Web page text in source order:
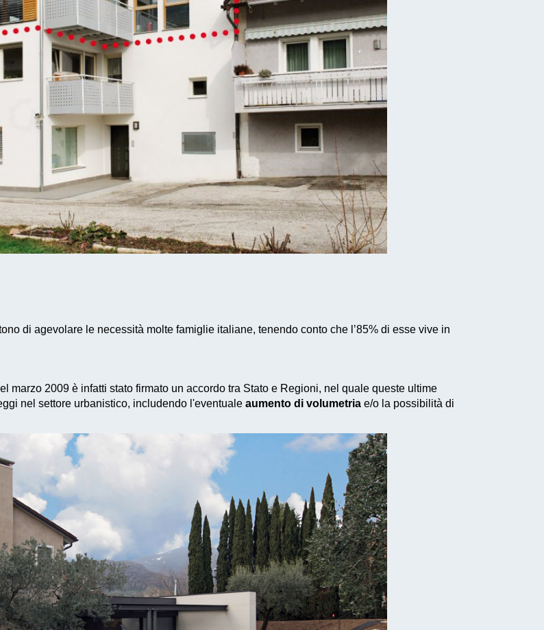
di agevolare le necessità molte famiglie italiane, tenendo conto che l’85% di esse vive in
marzo 2009 è infatti stato firmato un accordo tra Stato e Regioni, nel quale queste ultime
nel settore urbanistico, includendo l'eventuale aumento di volumetria e/o la possibilità di